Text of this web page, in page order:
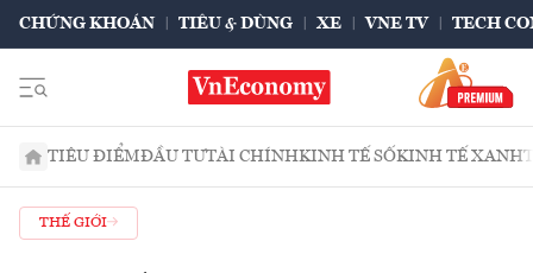
CHỨNG KHOÁN TIÊU & DÙNG XE VNE TV TECH
TIÊU ĐIỂMĐẦU TƯTÀI CHÍNHKINH TẾ SỐKINH TẾ XANH
THẾ GIỚI